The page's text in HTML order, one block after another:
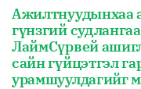
Ажилтнуудынхаа
гүнзгий
ЛаймСүрвей
сайн гүйцэтгэл
урамшуулдагийг